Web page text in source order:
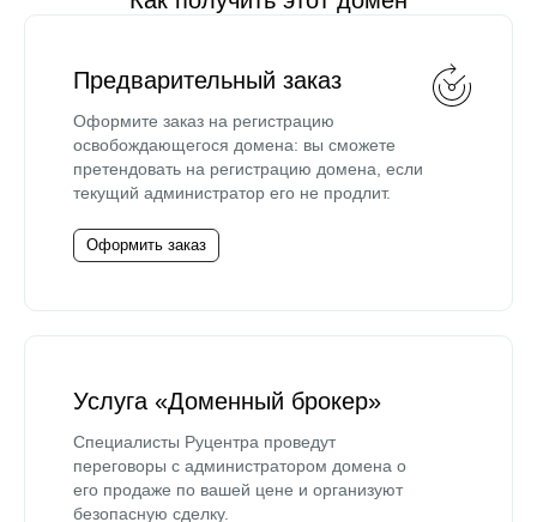
Предварительный заказ
Оформите заказ на регистрацию
освобождающегося домена: вы сможете
претендовать на регистрацию домена, если
текущий администратор его не продлит.
Оформить заказ
Услуга «Доменный брокер»
Специалисты Руцентра проведут
переговоры с администратором домена о
его продаже по вашей цене и организуют
безопасную сделку.